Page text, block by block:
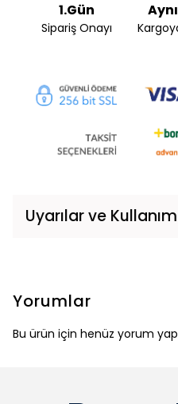
1.Gün
Sipariş Onayı
Uyarılar ve
Yorumlar
Bu ürün için henüz yorum